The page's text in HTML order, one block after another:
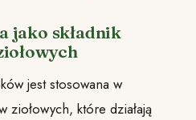
jako składnik
jest stosowana w
ziołowych, które działają